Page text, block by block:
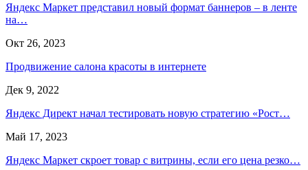
Яндекс Маркет представил новый формат баннеров – в ленте
на…
Окт 26, 2023
Продвижение салона красоты в интернете
Дек 9, 2022
Яндекс Директ начал тестировать новую стратегию «Рост…
Май 17, 2023
Яндекс Маркет скроет товар с витрины, если его цена резко…